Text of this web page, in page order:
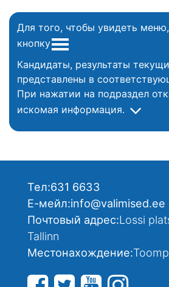
Для того, чтобы увидеть
кнопку
Кандидаты, результаты
представлены в
При нажатии на подраздел
искомая информация.
Тел:631 6633
Е-мейл:info@valimised.ee
Почтовый адрес:Lossi
Tallinn
Местонахождение: